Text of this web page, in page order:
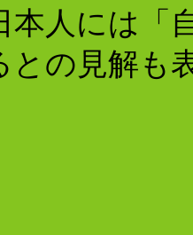
本人には「
との見解も